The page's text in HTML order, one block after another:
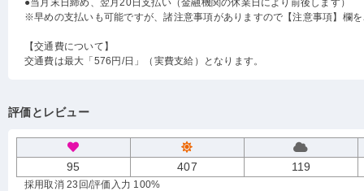
●当月末日締め、翌月20日支払い（金融機関の休業日により前後します）
※早めの支払いも可能ですが、諸注意事項がありますので【注意事項】欄
【交通費について】
交通費は最大「576円/日」（実費支給）となります。
評価とレビュー
95 407 119
採用取消 23回/評価入力 100%